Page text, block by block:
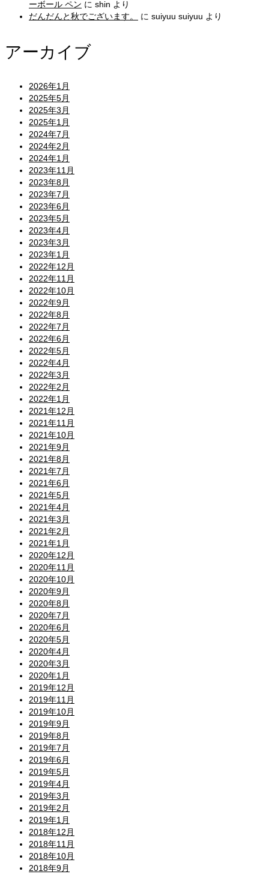
ーボール ペン に shin より
だんだんと秋でございます。
に suiyuu suiyuu より
アーカイブ
2026年1月
2025年5月
2025年3月
2025年1月
2024年7月
2024年2月
2024年1月
2023年11月
2023年8月
2023年7月
2023年6月
2023年5月
2023年4月
2023年3月
2023年1月
2022年12月
2022年11月
2022年10月
2022年9月
2022年8月
2022年7月
2022年6月
2022年5月
2022年4月
2022年3月
2022年2月
2022年1月
2021年12月
2021年11月
2021年10月
2021年9月
2021年8月
2021年7月
2021年6月
2021年5月
2021年4月
2021年3月
2021年2月
2021年1月
2020年12月
2020年11月
2020年10月
2020年9月
2020年8月
2020年7月
2020年6月
2020年5月
2020年4月
2020年3月
2020年1月
2019年12月
2019年11月
2019年10月
2019年9月
2019年8月
2019年7月
2019年6月
2019年5月
2019年4月
2019年3月
2019年2月
2019年1月
2018年12月
2018年11月
2018年10月
2018年9月